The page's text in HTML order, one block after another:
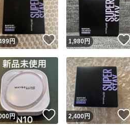
！
円 いいね！
1,980円
！
円 いいね！
2,400円